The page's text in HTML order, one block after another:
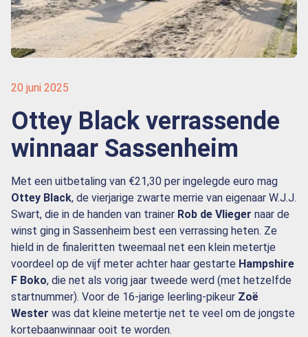
20 juni 2025
Ottey Black verrassende
winnaar Sassenheim
Met een uitbetaling van €21,30 per ingelegde euro mag
Ottey Black, de vierjarige zwarte merrie van eigenaar W.J.J.
Swart, die in de handen van trainer Rob de Vlieger naar de
winst ging in Sassenheim best een verrassing heten. Ze
hield in de finaleritten tweemaal net een klein metertje
voordeel op de vijf meter achter haar gestarte Hampshire
F Boko, die net als vorig jaar tweede werd (met hetzelfde
startnummer). Voor de 16-jarige leerling-pikeur Zoë
Wester was dat kleine metertje net te veel om de jongste
kortebaanwinnaar ooit te worden.